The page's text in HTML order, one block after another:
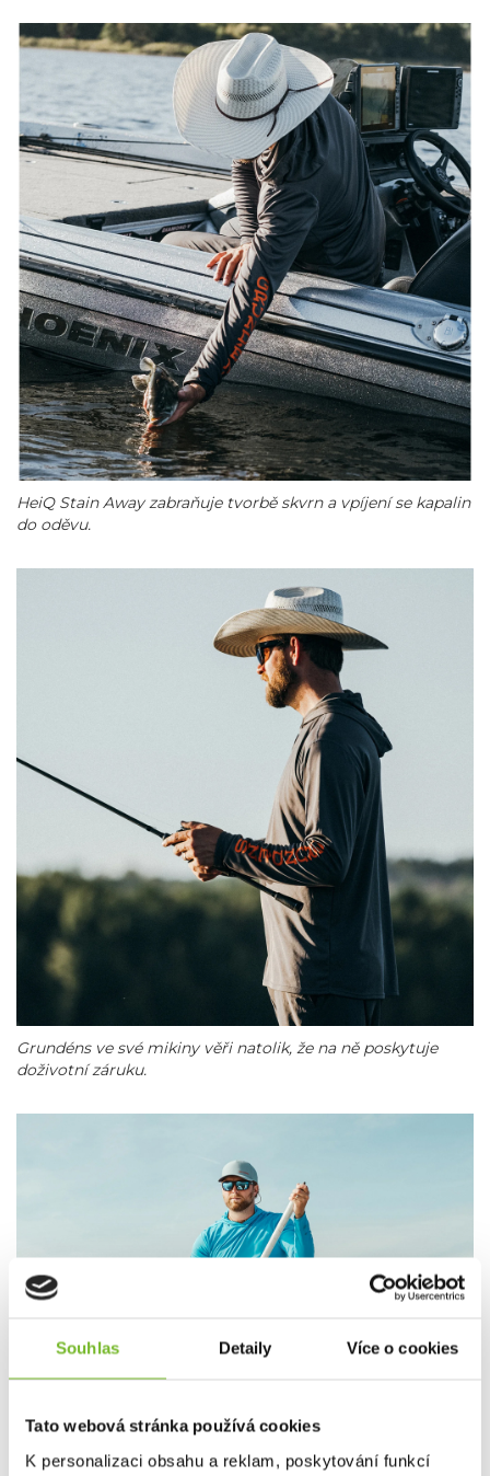
Souhlas Detaily Více o cookies
Tato webová stránka používá cookies
K personalizaci obsahu a reklam, poskytování funkcí
HeiQ Stain Away zabraňuje tvorbě skvrn a vpíjení se kapalin
do oděvu.
Grundéns ve své mikiny věři natolik, že na ně poskytuje
doživotní záruku.